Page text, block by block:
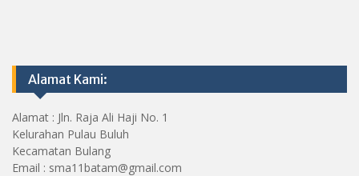
Alamat Kami:
Alamat : Jln. Raja Ali Haji No. 1
Kelurahan Pulau Buluh
Kecamatan Bulang
Email : sma11batam@gmail.com